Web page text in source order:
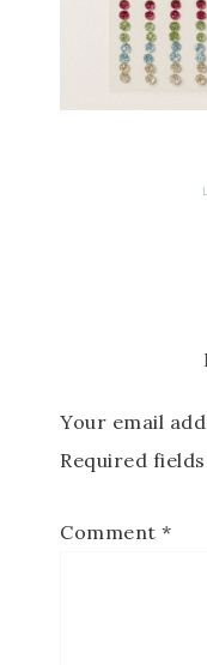
Your email
Required
Comment *